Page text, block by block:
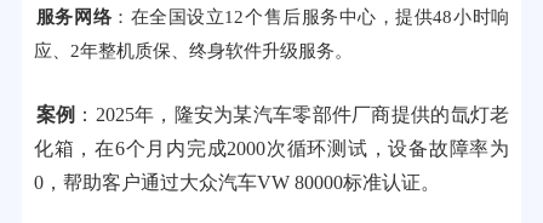
服务网络：在全国设立12个售后服务中心，提供48小时响
应、2年整机质保、终身软件升级服务。
案例 ：2025年，隆安为某汽车零部件厂商提供的氙灯老
化箱，在6个月内完成2000次循环测试，设备故障率为
0，帮助客户通过大众汽车VW 80000标准认证。